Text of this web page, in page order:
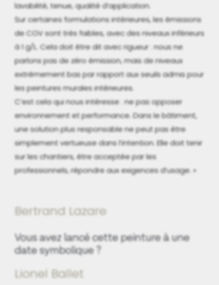
lavabilité, tenue, qualité d’application.
Sur certaines formulations intérieures, les émissions
de COV sont très faibles, avec des niveaux inférieurs
à 1 g/L. Cela doit être dit avec rigueur : nous ne
parlons pas de zéro émission, mais de niveaux
extrêmement bas par rapport aux seuils admis pour
les peintures murales intérieures.
C’est cela qui nous intéresse : ne pas opposer
environnement et performance. Dans le bâtiment,
une solution plus responsable ne peut pas être
simplement vertueuse dans l’intention. Elle doit tenir
sur les chantiers, être acceptée par les
professionnels, répondre aux exigences d’usage. »
Bertrand Lazare
Vous avez lancé cette peinture à une
date symbolique ?
Lionel Ballet